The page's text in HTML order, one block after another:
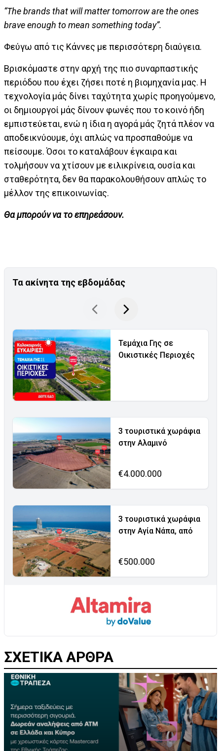
“The brands that will matter tomorrow are the ones
brave enough to mean something today”.
Φεύγω από τις Κάννες με περισσότερη διαύγεια.
Βρισκόμαστε στην αρχή της πιο συναρπαστικής
περιόδου που έχει ζήσει ποτέ η βιομηχανία μας. Η
τεχνολογία μάς δίνει ταχύτητα χωρίς προηγούμενο,
οι δημιουργοί μάς δίνουν φωνές που το κοινό ήδη
εμπιστεύεται, ενώ η ίδια η αγορά μάς ζητά πλέον να
αποδεικνύουμε, όχι απλώς να προσπαθούμε να
πείσουμε. Όσοι το καταλάβουν έγκαιρα και
τολμήσουν να χτίσουν με ειλικρίνεια, ουσία και
σταθερότητα, δεν θα παρακολουθήσουν απλώς το
μέλλον της επικοινωνίας.
Θα μπορούν να το επηρεάσουν.
Τα ακίνητα της εβδομάδας
Τεμάχια Γης σε
Οικιστικές Περιοχές
3 τουριστικά χωράφια
στην Αλαμινό
€4.000.000
3 τουριστικά χωράφια
στην Αγία Νάπα, από
€500.000
ΣΧΕΤΙΚΑ ΑΡΘΡΑ